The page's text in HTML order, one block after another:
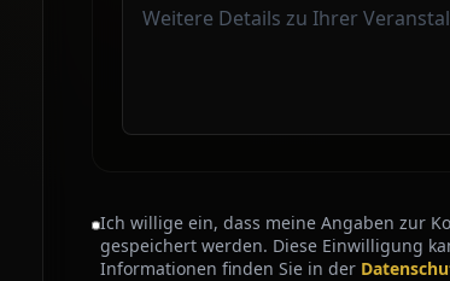
Ich willige ein, dass meine Angaben zur
gespeichert werden. Diese Einwilligung
Informationen finden Sie in der